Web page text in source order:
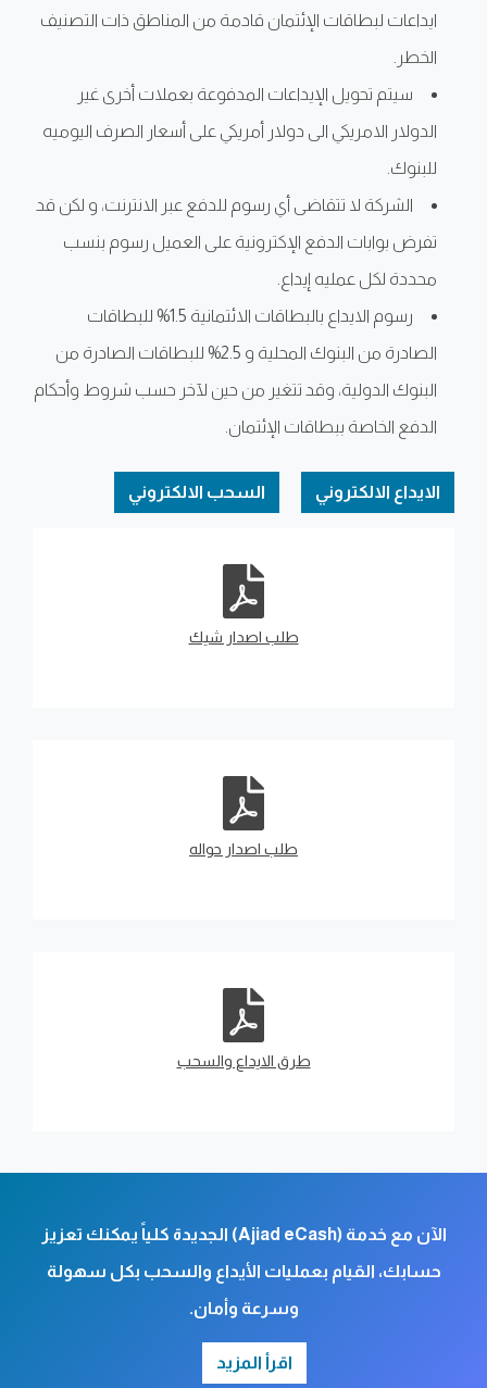
ايداعات لبطاقات الإئتمان قادمة من المناطق ذات التصنيف
الخطر.
سيتم تحويل الإيداعات المدفوعة بعملات أخرى غير
الدولار الامريكي الى دولار أمريكي على أسعار الصرف اليوميه
للبنوك.
الشركة لا تتقاضى أي رسوم للدفع عبر الانترنت، و لكن قد
تفرض بوابات الدفع الإكترونية على العميل رسوم بنسب
محددة لكل عمليه إيداع.
رسوم الايداع بالبطاقات الائتمانية 1.5% للبطاقات
الصادرة من البنوك المحلية و 2.5% للبطاقات الصادرة من
البنوك الدولية، وقد تتغير من حين لآخر حسب شروط وأحكام
الدفع الخاصة ببطاقات الإئتمان.
الايداع الالكتروني السحب الالكتروني
طلب اصدار شيك
طلب اصدار حواله
طرق الايداع والسحب
الآن مع خدمة (Ajiad eCash) الجديدة كلياً يمكنك تعزيز
حسابك، القيام بعمليات الأيداع والسحب بكل سهولة
وسرعة وأمان.
اقرأ المزيد